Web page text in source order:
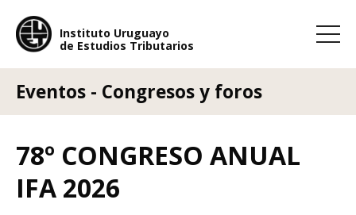
Instituto Uruguayo
de Estudios Tributarios
Eventos - Congresos y foros
78º CONGRESO ANUAL
IFA 2026